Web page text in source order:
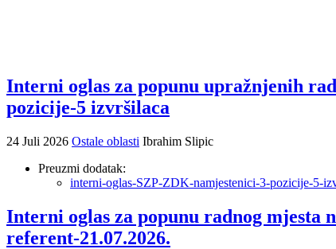
Interni oglas za popunu upražnjenih
pozicije-5 izvršilaca
24 Juli 2026 Ostale oblasti Ibrahim Slipic
Preuzmi dodatak:
interni-oglas-SZP-ZDK-namjestenici-3-pozicije-5-
Interni oglas za popunu radnog mjesta
referent-21.07.2026.